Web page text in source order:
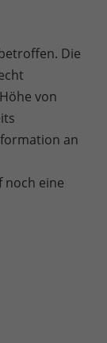
Die
von
an
noch eine